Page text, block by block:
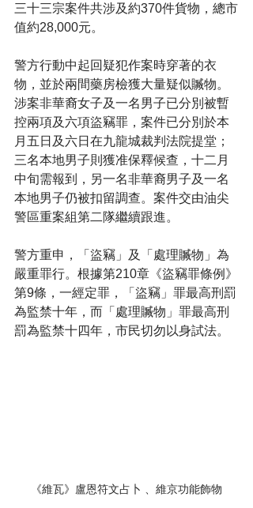
三十三宗案件共涉及約370件貨物，總市
值約28,000元。
警方行動中起回疑犯作案時穿著的衣
物，並於兩間藥房檢獲大量疑似贓物。
涉案非華裔女子及一名男子已分別被暫
控兩項及六項盜竊罪，案件已分別於本
月五日及六日在九龍城裁判法院提堂；
三名本地男子則獲准保釋候查，十二月
中旬需報到，另一名非華裔男子及一名
本地男子仍被扣留調查。案件交由油尖
警區重案組第二隊繼續跟進。
警方重申，「盜竊」及「處理贓物」為
嚴重罪行。根據第210章《盜竊罪條例》
第9條，一經定罪，「盜竊」罪最高刑罰
為監禁十年，而「處理贓物」罪最高刑
罰為監禁十四年，市民切勿以身試法。
《維瓦》盧恩符文占卜 、維京功能飾物